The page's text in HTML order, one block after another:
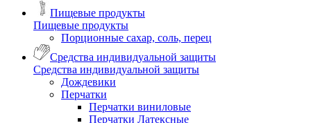
Пищевые продукты
Пищевые продукты
Порционные сахар, соль, перец
Средства индивидуальной защиты
Средства индивидуальной защиты
Дождевики
Перчатки
Перчатки виниловые
Перчатки Латексные